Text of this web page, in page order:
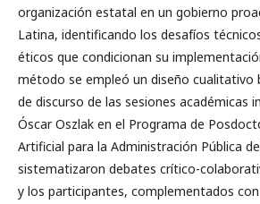
organización estatal en un gobierno
Latina, identificando los desafíos
éticos que condicionan su
método se empleó un diseño cualitativo
de discurso de las sesiones académicas
Óscar Oszlak en el Programa de
Artificial para la Administración Pública
sistematizaron debates crítico-
y los participantes, complementados